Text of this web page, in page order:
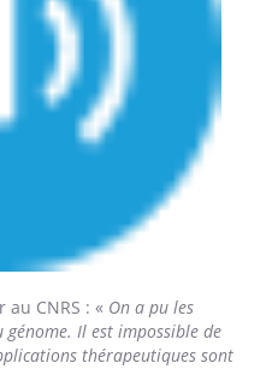
au CNRS : « On a pu les
Il est impossible de
thérapeutiques sont